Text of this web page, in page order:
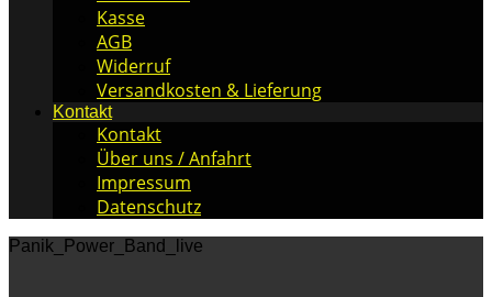
Kasse
AGB
Widerruf
Versandkosten & Lieferung
Kontakt
Kontakt
Über uns / Anfahrt
Impressum
Datenschutz
Panik_Power_Band_live